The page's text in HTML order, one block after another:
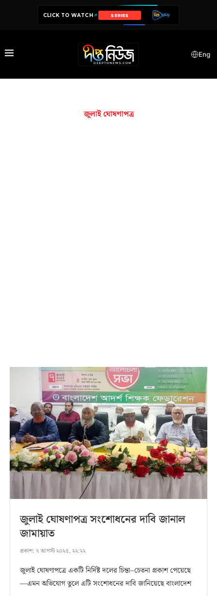
CLICK TO WATCH SERIES
Eng
জুলাই ঘোষণাপত্র
জুলাই ঘোষণাপত্র সংশোধনের দাবি জানাল
জামায়াত
প্রকাশ: ৭ আগস্ট ২০২৫, ২২:২২
জুলাই ঘোষণাপত্রে একটি নির্দিষ্ট দলের চিন্তা–চেতনা প্রকাশ পেয়েছে
—এমন অভিযোগ তুলে এটি সংশোধনের দাবি জানিয়েছে বাংলাদেশ